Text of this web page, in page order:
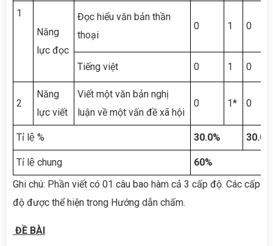
1
Năng
lực đọc
Đọc hiểu văn bản thần
thoại
0 1 0
Tiếng việt 0 1 0
2
Năng
lực viết
Viết một văn bản nghị
luận về một vấn đề xã hội
0 1* 0
Tỉ lệ % 30.0% 30.0%
Tỉ lệ chung
60%
Ghi chú: Phần viết có 01 câu bao hàm cả 3 cấp độ. Các cấp
độ được thể hiện trong Hướng dẫn chấm.
ĐỀ BÀI